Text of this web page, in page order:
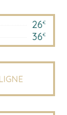
26€
36€